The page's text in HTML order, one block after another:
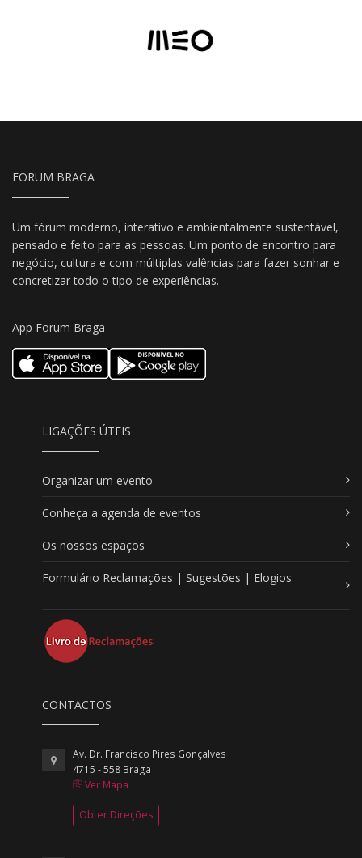
FORUM BRAGA
Um fórum moderno, interativo e ambientalmente sustentável,
pensado e feito para as pessoas. Um ponto de encontro para
negócio, cultura e com múltiplas valências para fazer sonhar e
concretizar todo o tipo de experiências.
App Forum Braga
LIGAÇÕES ÚTEIS
Organizar um evento
Conheça a agenda de eventos
Os nossos espaços
Formulário Reclamações | Sugestões | Elogios
CONTACTOS
Av. Dr. Francisco Pires Gonçalves
4715 - 558 Braga
Ver Mapa
Obter Direções